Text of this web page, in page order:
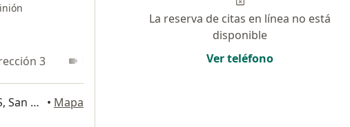
3
Avenida del Parque norte 1150, S, San Borja • Mapa
La reserva de citas en línea no está
disponible
Ver teléfono